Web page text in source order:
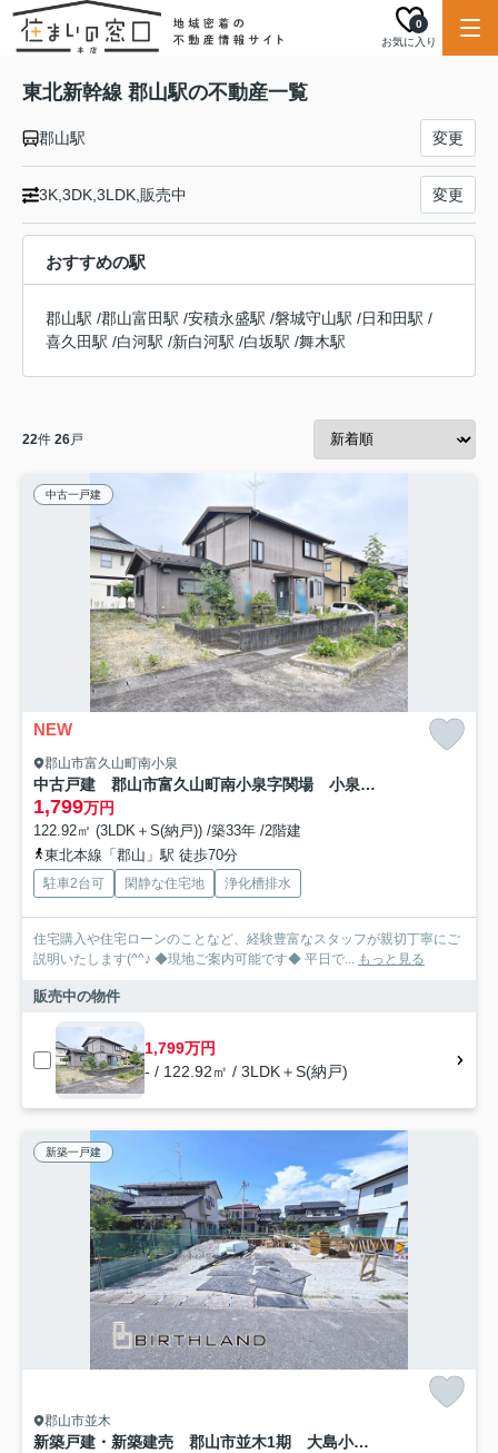
お気に入り
0
東北新幹線 郡山駅の不動産一覧
郡山駅 変更
3K,3DK,3LDK,販売中 変更
おすすめの駅
郡山駅 /郡山富田駅 /安積永盛駅 /磐城守山駅 /日和田駅 /
喜久田駅 /白河駅 /新白河駅 /白坂駅 /舞木駅
22件 26戸
中古一戸建
NEW
郡山市富久山町南小泉
中古戸建 郡山市富久山町南小泉字関場 小泉小・明健中
1,799万円
122.92㎡ (3LDK＋S(納戸)) /築33年 /2階建
東北本線「郡山」駅 徒歩70分
駐車2台可 閑静な住宅地 浄化槽排水
住宅購入や住宅ローンのことなど、経験豊富なスタッフが親切丁寧にご
説明いたします(^^♪ ◆現地ご案内可能です◆ 平日で... もっと見る
販売中の物件
1,799万円
- / 122.92㎡ / 3LDK＋S(納戸)
新築一戸建
郡山市並木
新築戸建・新築建売 郡山市並木1期 大島小・第五中